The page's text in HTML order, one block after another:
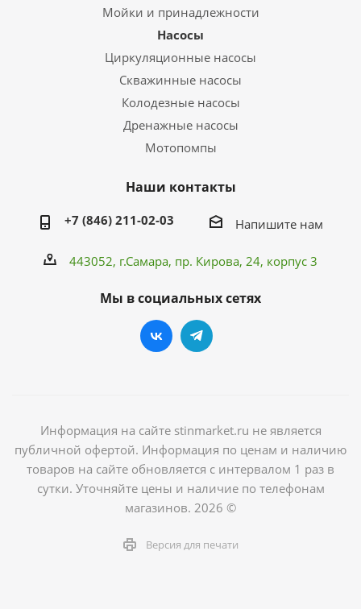
Мойки и принадлежности
Насосы
Циркуляционные насосы
Скважинные насосы
Колодезные насосы
Дренажные насосы
Мотопомпы
Наши контакты
+7 (846) 211-02-03 Напишите нам
443052, г.Самара, пр. Кирова, 24, корпус 3
Мы в социальных сетях
Информация на сайте stinmarket.ru не является
публичной офертой. Информация по ценам и наличию
товаров на сайте обновляется с интервалом 1 раз в
сутки. Уточняйте цены и наличие по телефонам
магазинов. 2026 ©
Версия для печати